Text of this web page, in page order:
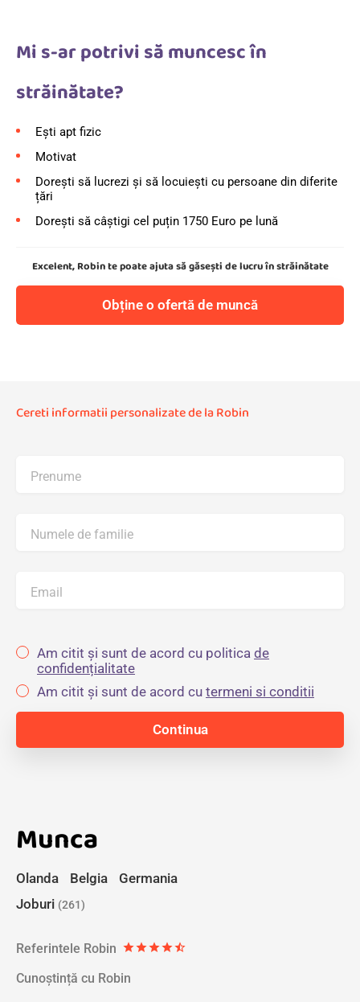
Mi s-ar potrivi să muncesc în
străinătate?
Ești apt fizic
Motivat
Dorești să lucrezi și să locuiești cu persoane din diferite
țări
Dorești să câștigi cel puțin 1750 Euro pe lună
Excelent, Robin te poate ajuta să găsești de lucru în străinătate
Obține o ofertă de muncă
Cereti informatii personalizate de la Robin
Prenume
Numele de familie
Email
Am citit și sunt de acord cu politica de
confidențialitate
Am citit și sunt de acord cu termeni si conditii
Munca
Olanda Belgia
Germania
Joburi (261)
Referintele Robin starstarstarstarstar_half
Cunoștință cu Robin